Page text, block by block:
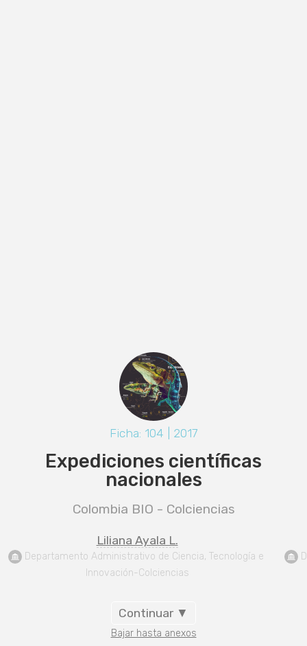
Ficha: 104 | 2017
Expediciones científicas
nacionales
Colombia BIO - Colciencias
Liliana Ayala L.
Departamento Administrativo de Ciencia, Tecnología e
Innovación-Colciencias
Continuar ▼
Bajar hasta anexos